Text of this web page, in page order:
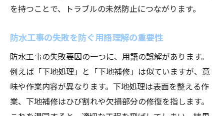
を持つことで、トラブルの未然防止につながります。
防水工事の失敗を防ぐ用語理解の重要性
防水工事の失敗要因の一つに、用語の誤解があります。
例えば「下地処理」と「下地補修」は似ていますが、意
味や作業内容が異なります。下地処理は表面を整える作
業、下地補修はひび割れや欠損部分の修復を指します。